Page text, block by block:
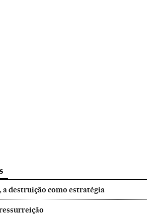
a destruição como estratégia